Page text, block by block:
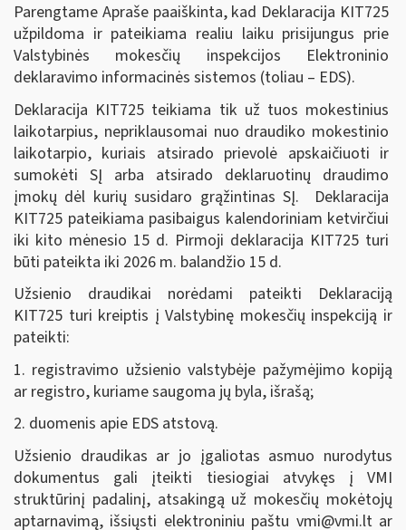
Parengtame Apraše paaiškinta, kad Deklaracija KIT725
užpildoma ir pateikiama realiu laiku prisijungus prie
Valstybinės mokesčių inspekcijos Elektroninio
deklaravimo informacinės sistemos (toliau – EDS).
Deklaracija KIT725 teikiama tik už tuos mokestinius
laikotarpius, nepriklausomai nuo draudiko mokestinio
laikotarpio, kuriais atsirado prievolė apskaičiuoti ir
sumokėti SĮ arba atsirado deklaruotinų draudimo
įmokų dėl kurių susidaro grąžintinas SĮ. Deklaracija
KIT725 pateikiama pasibaigus kalendoriniam ketvirčiui
iki kito mėnesio 15 d. Pirmoji deklaracija KIT725 turi
būti pateikta iki 2026 m. balandžio 15 d.
Užsienio draudikai norėdami pateikti Deklaraciją
KIT725 turi kreiptis į Valstybinę mokesčių inspekciją ir
pateikti:
1. registravimo užsienio valstybėje pažymėjimo kopiją
ar registro, kuriame saugoma jų byla, išrašą;
2. duomenis apie EDS atstovą.
Užsienio draudikas ar jo įgaliotas asmuo nurodytus
dokumentus gali įteikti tiesiogiai atvykęs į VMI
struktūrinį padalinį, atsakingą už mokesčių mokėtojų
aptarnavimą, išsiųsti elektroniniu paštu vmi@vmi.ltar